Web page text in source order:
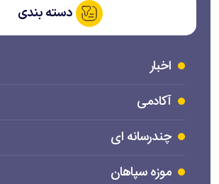
دسته بندی
اخبار
آکادمی
چندرسانه ای
موزه سپاهان